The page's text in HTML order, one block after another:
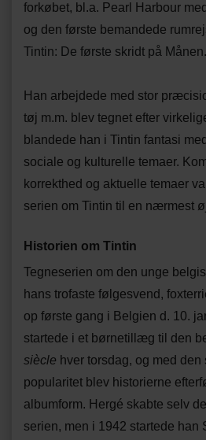
forkøbet, bl.a. Pearl Harbour med
og den første bemandede
Tintin: De første skridt på Månen.
Han arbejdede med stor
tøj m.m. blev tegnet efter
blandede han i Tintin fantasi
sociale og kulturelle temaer.
korrekthed og aktuelle temaer
serien om Tintin til en nærmest
Historien om Tintin
Tegneserien om den unge
hans trofaste følgesvend,
op første gang i Belgien d. 10.
startede i et børnetillæg til den
siècle hver torsdag, og med
popularitet blev historierne
albumform. Hergé skabte selv
serien, men i 1942 startede han